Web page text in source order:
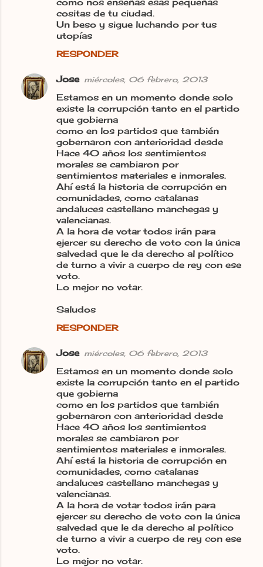
cositas de tu ciudad.
Un beso y sigue luchando por tus
utopías
RESPONDER
Jose miércoles, 06 febrero, 2013
Estamos en un momento donde solo
existe la corrupción tanto en el partido
que gobierna
como en los partidos que también
gobernaron con anterioridad desde
Hace 40 años los sentimientos
morales se cambiaron por
sentimientos materiales e inmorales.
Ahí está la historia de corrupción en
comunidades, como catalanas
andaluces castellano manchegas y
valencianas.
A la hora de votar todos irán para
ejercer su derecho de voto con la única
salvedad que le da derecho al político
de turno a vivir a cuerpo de rey con ese
voto.
Lo mejor no votar.
Saludos
RESPONDER
Jose miércoles, 06 febrero, 2013
Estamos en un momento donde solo
existe la corrupción tanto en el partido
que gobierna
como en los partidos que también
gobernaron con anterioridad desde
Hace 40 años los sentimientos
morales se cambiaron por
sentimientos materiales e inmorales.
Ahí está la historia de corrupción en
comunidades, como catalanas
andaluces castellano manchegas y
valencianas.
A la hora de votar todos irán para
ejercer su derecho de voto con la única
salvedad que le da derecho al político
de turno a vivir a cuerpo de rey con ese
voto.
Lo mejor no votar.